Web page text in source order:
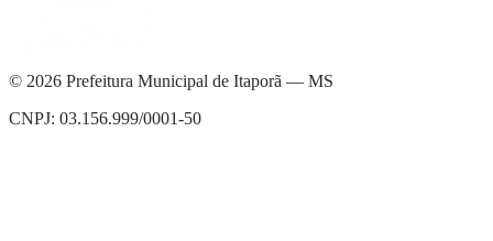
© 2026 Prefeitura Municipal de Itaporã — MS
CNPJ: 03.156.999/0001-50